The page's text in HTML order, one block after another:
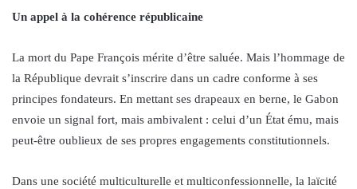
Un appel à la cohérence républicaine
La mort du Pape François mérite d’être saluée. Mais l’hommage de
la République devrait s’inscrire dans un cadre conforme à ses
principes fondateurs. En mettant ses drapeaux en berne, le Gabon
envoie un signal fort, mais ambivalent : celui d’un État ému, mais
peut-être oublieux de ses propres engagements constitutionnels.
Dans une société multiculturelle et multiconfessionnelle, la laïcité